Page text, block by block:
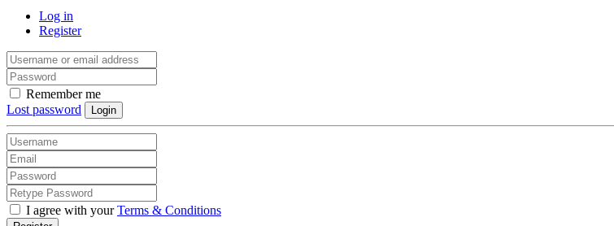
Log in
Register
Remember me
Lost password
Login
I agree with yourTerms & Conditions